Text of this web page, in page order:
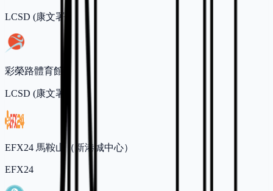
LCSD (康文署)
彩榮路體育館
LCSD (康文署)
EFX24 馬鞍山（新港城中心）
EFX24